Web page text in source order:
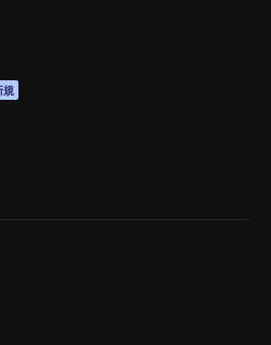
規